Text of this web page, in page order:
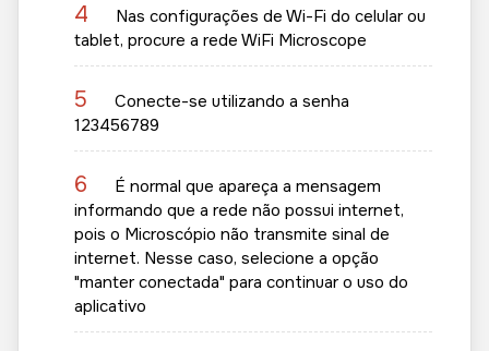
4
Nas configurações de Wi-Fi do celular ou
tablet, procure a rede WiFi Microscope
5
Conecte-se utilizando a senha
123456789
6
É normal que apareça a mensagem
informando que a rede não possui internet,
pois o Microscópio não transmite sinal de
internet. Nesse caso, selecione a opção
"manter conectada" para continuar o uso do
aplicativo